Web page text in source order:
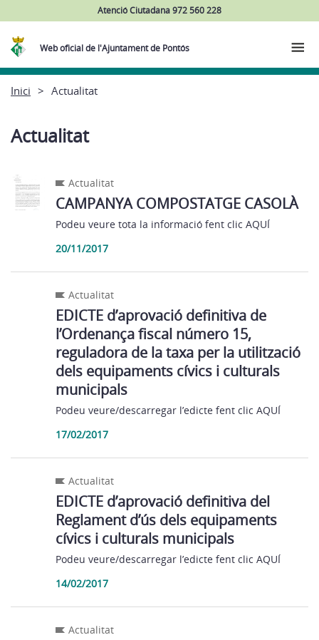
Atenció Ciutadana 972 560 228
Web oficial de l'Ajuntament de Pontós
Inici Actualitat
Actualitat
Actualitat
CAMPANYA COMPOSTATGE CASOLÀ
Podeu veure tota la informació fent clic AQUÍ
20/11/2017
Actualitat
EDICTE d’aprovació definitiva de
l’Ordenança fiscal número 15,
reguladora de la taxa per la utilització
dels equipaments cívics i culturals
municipals
Podeu veure/descarregar l’edicte fent clic AQUÍ
17/02/2017
Actualitat
EDICTE d’aprovació definitiva del
Reglament d’ús dels equipaments
cívics i culturals municipals
Podeu veure/descarregar l’edicte fent clic AQUÍ
14/02/2017
Actualitat